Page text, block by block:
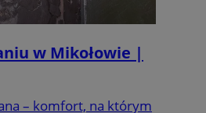
w Mikołowie |